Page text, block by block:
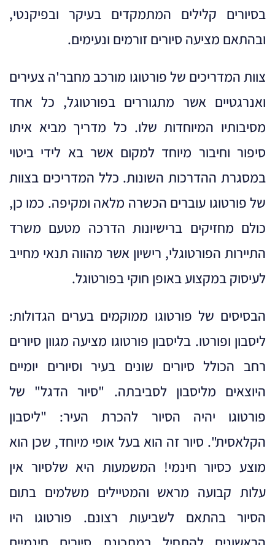
בסיורים קלילים המתמקדים בעיקר ובפיקנטי,
ובהתאם מציעה סיורים זורמים ונעימים.
צוות המדריכים של פורטוגו מורכב מחבר'ה צעירים
ואנרגטיים אשר מתגוררים בפורטוגל, כל אחד
מסיבותיו המיוחדות שלו. כל מדריך מביא איתו
סיפור וחיבור מיוחד למקום אשר בא לידי ביטוי
במסגרת ההדרכות השונות. כלל המדריכים בצוות
של פורטוגו עוברים הכשרה מלאה ומקיפה. כמו כן,
כולם מחזיקים ברישיונות הדרכה מטעם משרד
התיירות הפורטוגלי, רישיון אשר מהווה תנאי מחייב
לעיסוק במקצוע באופן חוקי בפורטוגל.
הבסיסים של פורטוגו ממוקמים בערים הגדולות:
ליסבון ופורטו. בליסבון פורטוגו מציעה מגוון סיורים
רחב הכולל סיורים שונים בעיר וסיורים יומיים
היוצאים מליסבון לסביבתה. "סיור הדגל" של
פורטוגו יהיה הסיור להכרת העיר: "ליסבון
הקלאסית". סיור זה הוא בעל אופי מיוחד, שכן הוא
מוצע כסיור חינמי! המשמעות היא שלסיור אין
עלות קבועה מראש והמטיילים משלמים בתום
הסיור בהתאם לשביעות רצונם. פורטוגו היו